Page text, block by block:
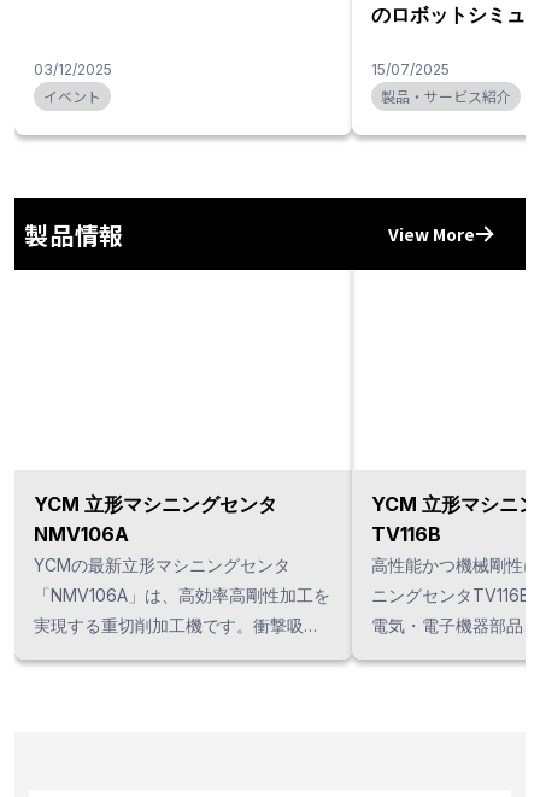
03/12/2025
イベント
のロボットシミュ
15/07/2025
製品・サービス紹介
製品情報 View More
YCM 立形マシニングセンタ
NMV106A
YCMの最新立形マシニングセンタ
「NMV106A」は、高効率高剛性加工を
実現する重切削加工機です。衝撃吸収
性と耐摩耗性を兼ね備えた角スライド
YCM 立形マシニ
TV116B
高性能かつ機械剛性
ニングセンタTV116B
電気・電子機器部品
広く使用されていま